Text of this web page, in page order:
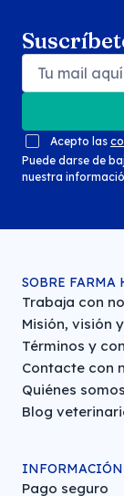
Acepto las
Puede darse de
nuestra
SOBRE FARMA
Trabaja con
Misión, visión
Términos y
Contacte con
Quiénes somos
Blog
INFORMACIÓN
Pago seguro